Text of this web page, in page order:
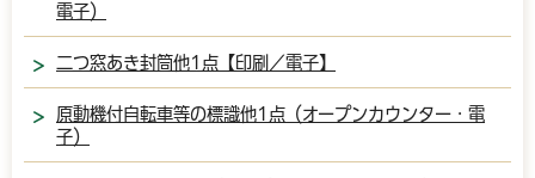
電子）
二つ窓あき封筒他1点【印刷／電子】
原動機付自転車等の標識他1点（オープンカウンター・電
子）